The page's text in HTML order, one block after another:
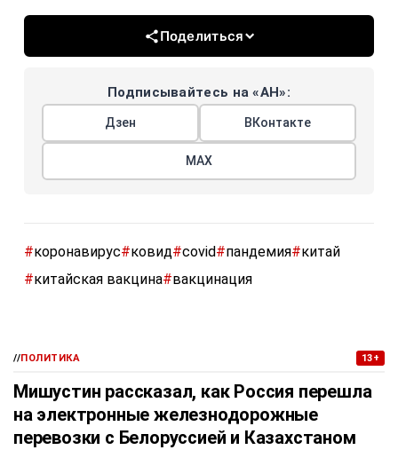
Поделиться
Подписывайтесь на «АН»:
Дзен ВКонтакте
МАХ
#коронавирус#ковид#covid#пандемия#китай
#китайская вакцина#вакцинация
//ПОЛИТИКА 13+
Мишустин рассказал, как Россия перешла
на электронные железнодорожные
перевозки с Белоруссией и Казахстаном